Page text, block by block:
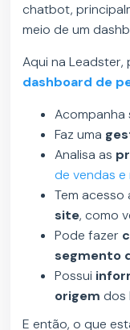
chatbot,
meio de um
Aqui na
dashboard de
Acompanha
Faz uma
Analisa as
de vendas e
Tem acesso
site, como
Pode fazer
segmento
Possui
origem dos
E então, o que